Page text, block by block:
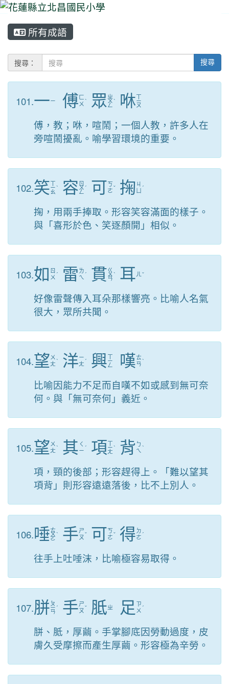
所有成語
搜尋： 搜尋
101.一ㄧ 傅 ㄈ
ㄨ ˋ 眾 ㄓ
ㄨ
ㄥ
ˋ 咻ㄒ
ㄧ
ㄡ
傅，教；咻，喧鬧；一個人教，許多人在
旁喧鬧擾亂。喻學習環境的重要。
102.笑ㄒ
ㄧ
ㄠ
ˋ 容 ㄖ
ㄨ
ㄥ
ˊ 可ㄎ
ㄜˇ 掬 ㄐ
ˊ
掬，用兩手捧取。形容笑容滿面的樣子。
與「喜形於色、笑逐顏開」相似。
103.如 ㄖ
ㄨ ˊ 雷 ㄌ
ㄟ ˊ 貫ㄍ
ㄨ
ㄢ
ˋ 耳 ㄦ ˇ
好像雷聲傳入耳朵那樣響亮。比喻人名氣
很大，眾所共聞。
104.望 ㄨ
ㄤˋ 洋ㄧ
ㄤ ˊ 興ㄒ
ㄧ
ㄥ 嘆ㄊ
ㄢˋ
比喻因能力不足而自嘆不如或感到無可奈
何。與「無可奈何」義近。
105.望 ㄨ
ㄤˋ 其 ㄑ
ㄧ ˊ 項 ㄒ
ㄧ
ㄤ
ˋ 背 ㄅ
ㄟ ˋ
項，頸的後部；形容趕得上。「難以望其
項背」則形容遠遠落後，比不上別人。
106.唾ㄊ
ㄨ
ㄛ
ˋ 手ㄕ
ㄡˇ 可ㄎ
ㄜˇ 得 ㄉ
ㄜ ˊ
往手上吐唾沫，比喻極容易取得。
107.胼 ㄆ
ㄧ
ㄢ
ˊ 手ㄕ
ㄡˇ 胝ㄓ 足 ㄗ
ㄨ ˊ
胼、胝，厚繭。手掌腳底因勞動過度，皮
膚久受摩擦而產生厚繭。形容極為辛勞。